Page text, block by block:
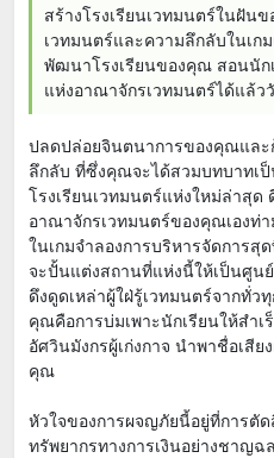
สร้างโรงเรียนเวทมนตร์ในฝัน
เวทมนตร์และความลึกลับในเ
พัฒนาโรงเรียนของคุณ สอนนัก
แห่งอาณาจักรเวทมนตร์ได้แล้ว
ปลดปล่อยจินตนาการของคุณและ
ลึกลับ ที่ซึ่งคุณจะได้สวมบทบาทเ
โรงเรียนเวทมนตร์แห่งใหม่ล่าสุด
อาณาจักรเวทมนตร์ของคุณเองท่
ในเกมจำลองการบริหารจัดการ
จะปั้นแต่งสถานที่แห่งนี้ให้เป็นศูน
ดึงดูดเหล่าผู้ใฝ่รู้เวทมนตร์จากทั่
คุณคือการบ่มเพาะนักเรียนให้สำเ
อัศวินมังกรผู้เก่งกาจ นำพาชื่อเสี
คุณ
หัวใจของการผจญภัยนี้อยู่ที่การตั
ทรัพยากรทางการเงินอย่างชาญ